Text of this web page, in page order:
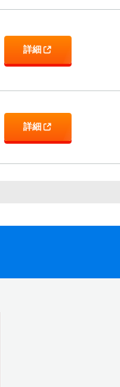
詳細
詳細